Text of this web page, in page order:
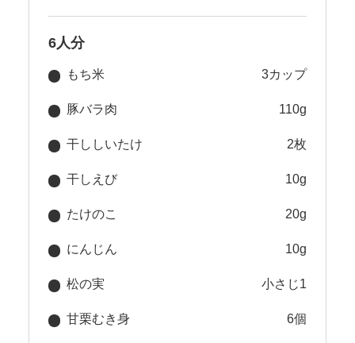
6人分
もち米 3カップ
豚バラ肉 110g
干ししいたけ 2枚
干しえび 10g
たけのこ 20g
にんじん 10g
松の実 小さじ1
甘栗むき身 6個